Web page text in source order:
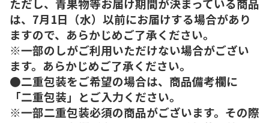
は、7月1日（水）以前にお届けする場合があり
ますので、あらかじめご了承ください。
※一部のしがご利用いただけない場合がござい
ます。あらかじめご了承ください。
●二重包装をご希望の場合は、商品備考欄に
「二重包装」とご入力ください。
※一部二重包装必須の商品がございます。その際